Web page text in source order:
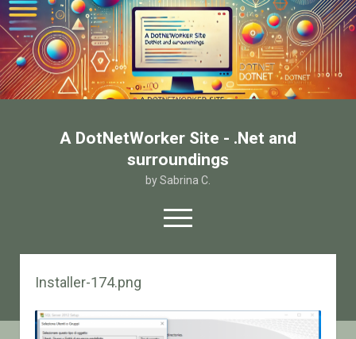
A DotNetWorker Site - .Net and
surroundings
by Sabrina C.
open
menu
twitterfacebook
email-form
Chi sono
Installer-174.png